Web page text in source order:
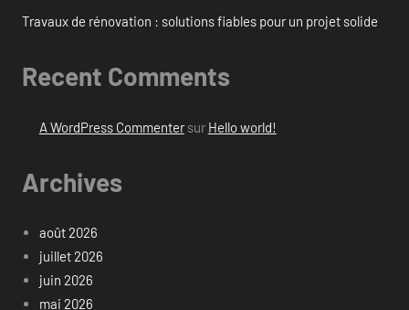
Travaux de rénovation : solutions fiables pour un projet solide
Recent Comments
A WordPress Commentersur Hello world!
Archives
août 2026
juillet 2026
juin 2026
mai 2026